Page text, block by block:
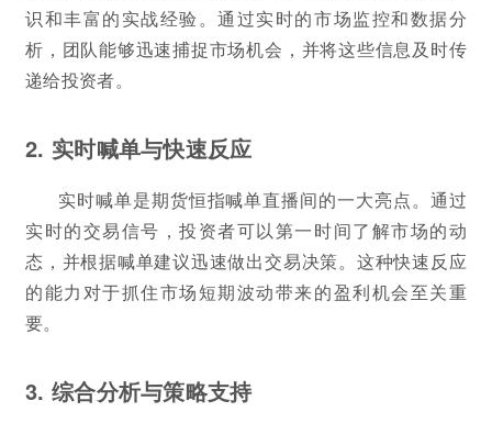
识和丰富的实战经验。通过实时的市场监控和数据分
析，团队能够迅速捕捉市场机会，并将这些信息及时传
递给投资者。
2. 实时喊单与快速反应
实时喊单是期货恒指喊单直播间的一大亮点。通过
实时的交易信号，投资者可以第一时间了解市场的动
态，并根据喊单建议迅速做出交易决策。这种快速反应
的能力对于抓住市场短期波动带来的盈利机会至关重
要。
3. 综合分析与策略支持